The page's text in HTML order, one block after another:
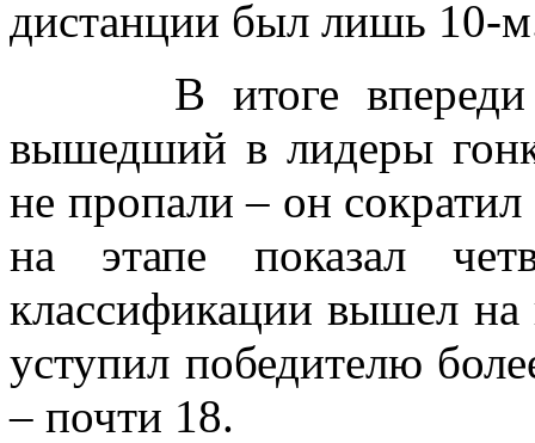
дистанции был лишь 10-
В итоге впереди
вышедший в лидеры
не пропали – он
на этапе показал
классификации вышел
уступил победителю
– почти 18.